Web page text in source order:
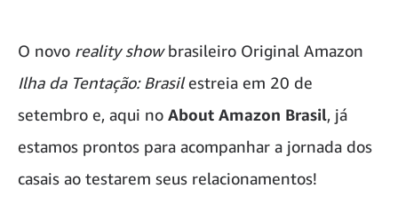
O novo reality showbrasileiro Original Amazon
Ilha da Tentação: Brasilestreia em 20 de
setembro e, aqui no About Amazon Brasil, já
estamos prontos para acompanhar a jornada dos
casais ao testarem seus relacionamentos!